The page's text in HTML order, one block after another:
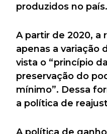
produzidos no país.
A partir de 2020, a
apenas a variação
vista o “princípio
preservação do
mínimo”. Dessa
a política de